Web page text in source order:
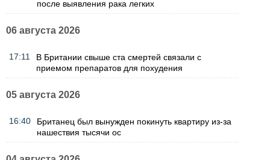
после выявления рака легких
06 августа 2026
17:11
В Британии свыше ста смертей связали с
приемом препаратов для похудения
05 августа 2026
16:40
Британец был вынужден покинуть квартиру из-за
нашествия тысячи ос